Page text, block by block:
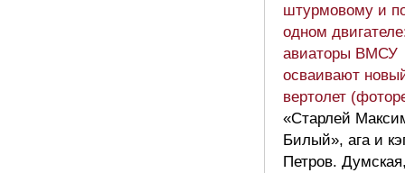
штурмовому и
одном
авиаторы ВМСУ
осваивают
вертолет
«Старлей
Билый», ага и
Петров.